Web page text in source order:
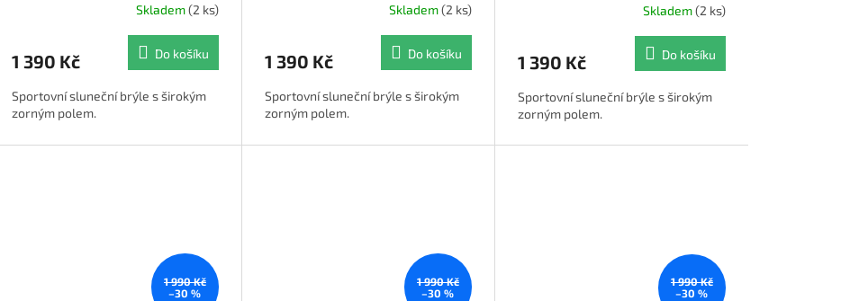
Skladem(2 ks)
1 390 Kč Do košíku
Sportovní sluneční brýle s širokým
zorným polem.
Skladem(2 ks)
1 390 Kč Do košíku
Sportovní sluneční brýle s širokým
zorným polem.
Skladem(2 ks)
1 390 Kč Do košíku
Sportovní sluneční brýle s širokým
zorným polem.
1 990 Kč
–30 %
1 990 Kč
–30 %
1 990 Kč
–30 %